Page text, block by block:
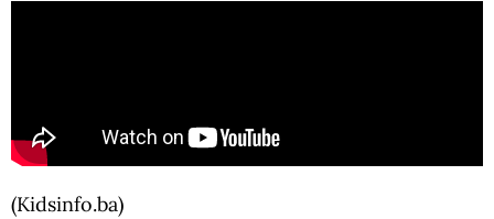
(Kidsinfo.ba)